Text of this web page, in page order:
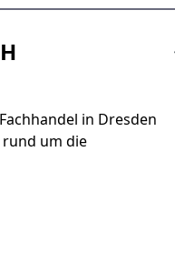
in Dresden
rund um die